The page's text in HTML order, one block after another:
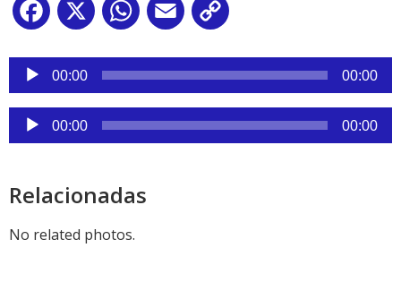
Facebook
X WhatsApp
Email
Reproductor
audio
00:00 00:00
Reproductor
de
00:00 00:00
Relacionadas
No related photos.